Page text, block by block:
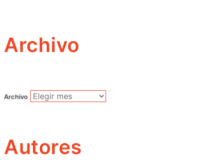
Archivo
Archivo
Autores